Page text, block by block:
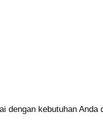
dengan kebutuhan